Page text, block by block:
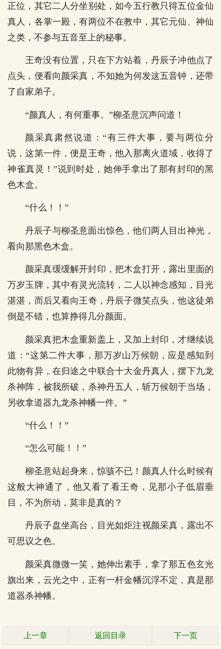
正位，其它二人分坐别处，如今五行教只得五位金仙
真人，各掌一殿，有两位不在教中，其它元仙、神仙
之类，不参与五音至上的秘事。
王奇没有位置，只在下方站着，丹辰子冲他点了
点头，便看向颜采真，不知她为何发这五音钟，还带
了自家弟子。
“颜真人，有何重事。”柳圣意沉声问道！
颜采真肃然说道：“有三件大事，要与两位分
说，这第一件，便是王奇，他入那离火道域，收得了
神雀真灵！”说到时处，她伸手拿出了那有封印的黑
色木盒。
“什么！！”
丹辰子与柳圣意面出惊色，他们两人目出神光，
看向那黑色木盒。
颜采真缓缓解开封印，把木盒打开，露出里面的
万岁玉牌，其中有灵光流转，二人以神念感知，目光
湛湛，而后又看向王奇，丹辰子微笑点头，他这徒弟
倒是不错，也算挣得几分颜面。
颜采真把木盒重新盖上，又加上封印，才继续说
道：“这第二件大事，那万岁山万候朝，应是感知到
此物有异，在归途之中联合十大金丹真人，摆下九龙
杀神阵，被我所破，杀神丹五人，斩万候朝于当场，
另收拿道器九龙杀神幡一件。”
“什么！！”
“怎么可能！！”
柳圣意站起身来，惊骇不已！颜真人什么时候有
这般大神通了，他又看了看王奇，见那小子低眉垂
目，不为所动，莫非是真的？
丹辰子盘坐高台，目光如炬注视颜采真，露出不
可思议之色。
颜采真微微一笑，她伸出素手，拿了那五色玄光
旗出来，云光之中，正有一杆金幡沉浮不定，真是那
道器杀神幡。
上一章 返回目录 下一页